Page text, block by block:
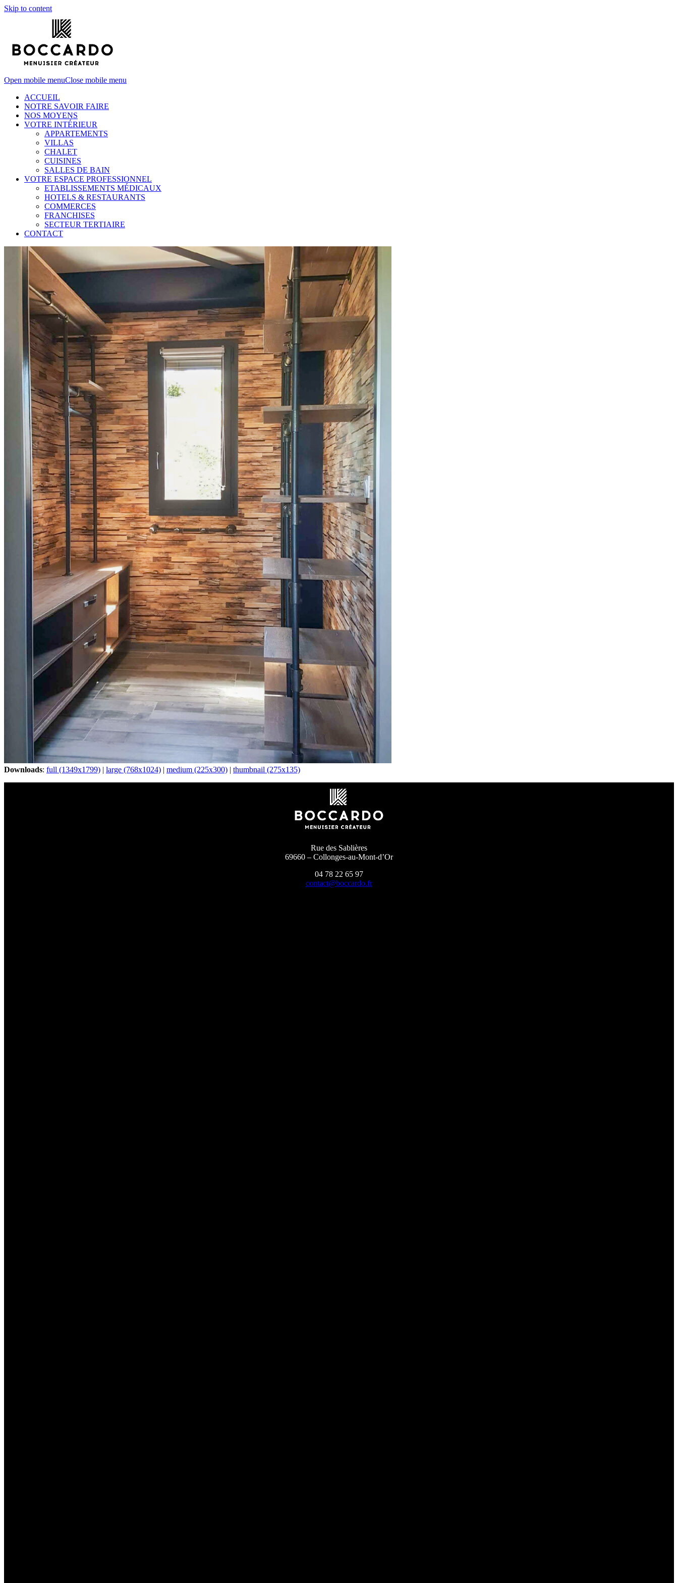
Skip to content
Open mobile menuClose mobile menu
ACCUEIL
NOTRE SAVOIR FAIRE
NOS MOYENS
VOTRE INTÉRIEUR
APPARTEMENTS
VILLAS
CHALET
CUISINES
SALLES DE BAIN
VOTRE ESPACE PROFESSIONNEL
ETABLISSEMENTS MÉDICAUX
HOTELS & RESTAURANTS
COMMERCES
FRANCHISES
SECTEUR TERTIAIRE
CONTACT
Downloads: full (1349x1799) | large (768x1024) | medium (225x300) | thumbnail (275x135)
Rue des Sablières
69660 – Collonges-au-Mont-d’Or
04 78 22 65 97
contact@boccardo.fr